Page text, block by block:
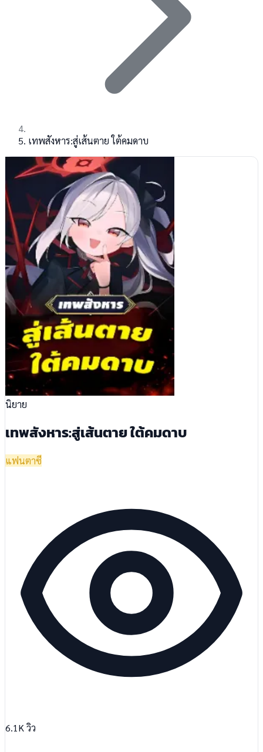
เทพสังหาร:สู่เส้นตาย ใต้คมดาบ
นิยาย
เทพสังหาร:สู่เส้นตาย ใต้คมดาบ
แฟนตาซี
6.1K วิว